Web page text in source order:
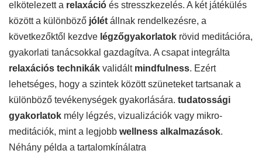
elkötelezett a relaxáció és stresszkezelés. A két játékülés
között a különböző jólét állnak rendelkezésre, a
következőktől kezdve légzőgyakorlatok rövid meditációra,
gyakorlati tanácsokkal gazdagítva. A csapat integrálta
relaxációs technikák validált mindfulness . Ezért
lehetséges, hogy a szintek között szüneteket tartsanak a
különböző tevékenységek gyakorlására. tudatossági
gyakorlatok mély légzés, vizualizációk vagy mikro-
meditációk, mint a legjobb wellness alkalmazások
Néhány példa a tartalomkínálatra